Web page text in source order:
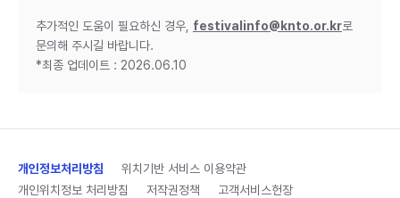
추가적인 도움이 필요하신 경우, festivalinfo@knto.or.kr로
문의해 주시길 바랍니다.
*최종 업데이트 : 2026.06.10
개인정보처리방침
위치기반 서비스 이용약관
개인위치정보 처리방침
저작권정책 고객서비스헌장